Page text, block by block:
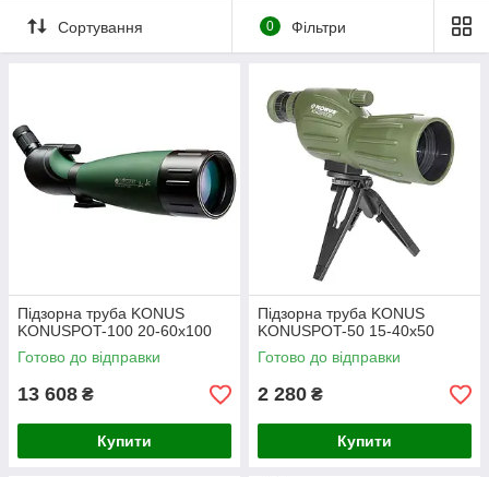
Сортування 0 Фільтри
Підзорна труба KONUS
KONUSPOT-100 20-60x100
Готово до відправки
13 608 ₴
Купити
Підзорна труба KONUS
KONUSPOT-50 15-40x50
Готово до відправки
2 280 ₴
Купити